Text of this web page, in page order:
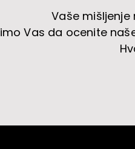
Vaše mišljenje
Vas da ocenite